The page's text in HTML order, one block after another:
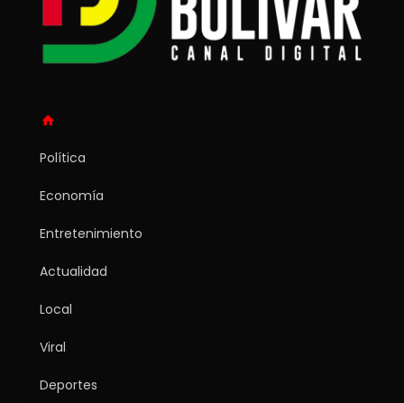
Política
Economía
Entretenimiento
Actualidad
Local
Viral
Deportes